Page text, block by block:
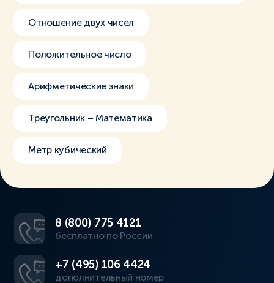
Отношение двух чисел
Положительное число
Арифметические знаки
Треугольник – Математика
Метр кубический
8 (800) 775 4121
бесплатно по России
+7 (495) 106 4424
дополнительный номер